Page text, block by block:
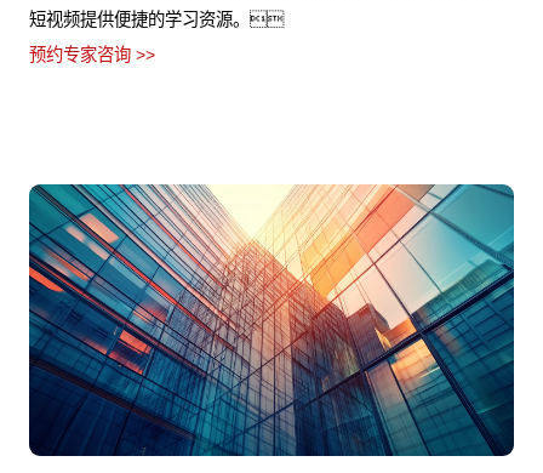
短视频提供便捷的学习资源。
预约专家咨询 >>